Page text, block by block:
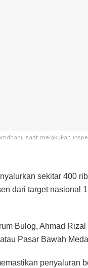
saat melakukan
sekitar 400
dari target nasional
Bulog, Ahmad
Pasar Bawah
penyaluran